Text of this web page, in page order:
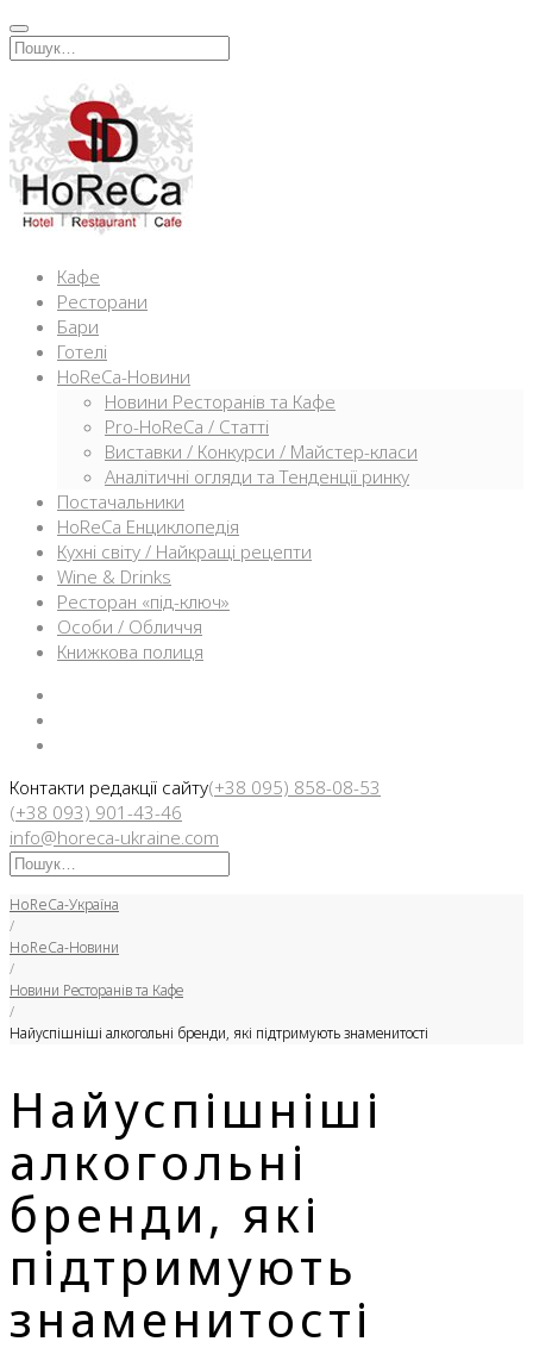
Перейти
кИскать:
Кафе
Ресторани
Бари
Готелі
HoReCa-Новини
Новини Ресторанів та Кафе
Pro-HoReCa / Статті
Виставки / Конкурси / Майстер-класи
Аналітичні огляди та Тенденції ринку
Постачальники
HoReCa Енциклопедія
Кухні світу / Найкращі рецепти
Wine & Drinks
Ресторан «під-ключ»
Особи / Обличчя
Книжкова полиця
Контакти редакції сайту(+38 095) 858-08-53
(+38 093) 901-43-46
info@horeca-ukraine.com
Искать:
HoReCa-Україна
/
HoReCa-Новини
/
Новини Ресторанів та Кафе
/
Найуспішніші алкогольні бренди, які підтримують знаменитості
Найуспішніші
алкогольні
бренди, які
підтримують
знаменитості